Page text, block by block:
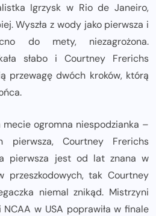
Igrzysk w Rio de Janeiro,
Wyszła z wody jako pierwsza i
do mety, niezagrożona.
słabo i Courtney Frerichs
przewagę dwóch kroków, którą
ogromna niespodzianka –
pierwsza, Courtney Frerichs
pierwsza jest od lat znana w
przeszkodowych, tak Courtney
niemal znikąd. Mistrzyni
w USA poprawiła w finale